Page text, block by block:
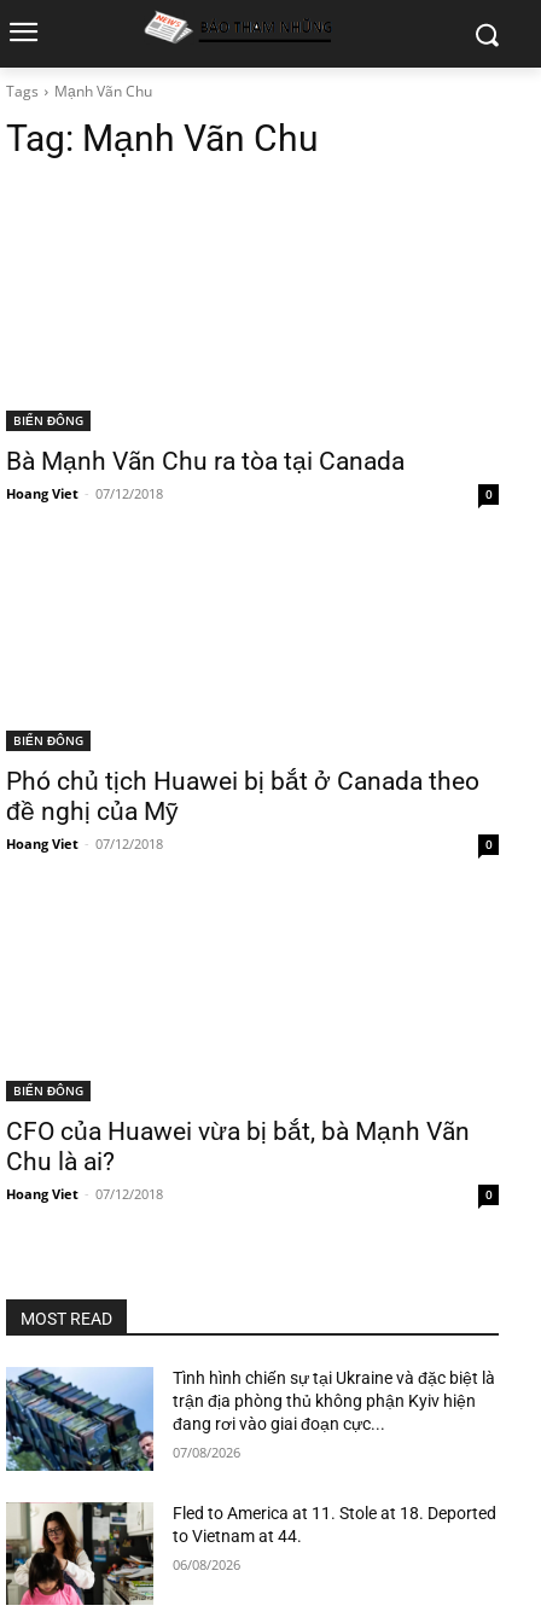
Tags Mạnh Vãn Chu
Tag: Mạnh Vãn Chu
BIỂN ĐÔNG
Bà Mạnh Vãn Chu ra tòa tại Canada
Hoang Viet - 07/12/2018 0
BIỂN ĐÔNG
Phó chủ tịch Huawei bị bắt ở Canada theo
đề nghị của Mỹ
Hoang Viet - 07/12/2018 0
BIỂN ĐÔNG
CFO của Huawei vừa bị bắt, bà Mạnh Vãn
Chu là ai?
Hoang Viet - 07/12/2018 0
MOST READ
Tình hình chiến sự tại Ukraine và đặc biệt là
trận địa phòng thủ không phận Kyiv hiện
đang rơi vào giai đoạn cực...
07/08/2026
Fled to America at 11. Stole at 18. Deported
to Vietnam at 44.
06/08/2026